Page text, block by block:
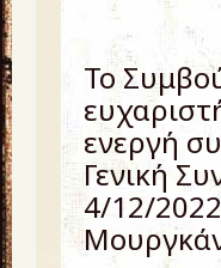
Το
ενεργή
Γενική
4/12/